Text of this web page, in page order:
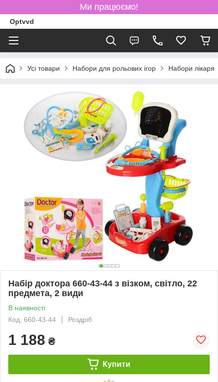
Ми працюємо!
Optvvd
Усі товари Набори для рольових ігор Набори лікаря
Набір доктора 660-43-44 з візком, світло, 22
предмета, 2 види
В наявності
Код: 660-43-44
Роздріб
1 188 ₴
Купити